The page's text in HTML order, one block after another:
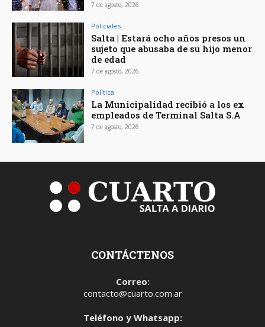
7 de agosto, 2026
Policiales
Salta | Estará ocho años presos un
sujeto que abusaba de su hijo menor
de edad
7 de agosto, 2026
Política
La Municipalidad recibió a los ex
empleados de Terminal Salta S.A
7 de agosto, 2026
CONTÁCTENOS
Correo:
contacto@cuarto.com.ar
Teléfono y Whatsapp: